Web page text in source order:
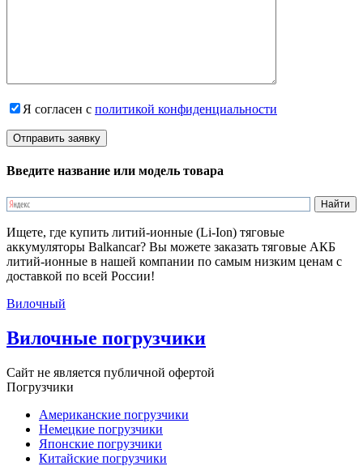
Я согласен с политикой конфиденциальности
Введите название или модель товара
Ищете, где купить литий-ионные (Li-Ion) тяговые
аккумуляторы Balkancar? Вы можете заказать тяговые АКБ
литий-ионные в нашей компании по самым низким ценам с
доставкой по всей России!
Вилочный
Вилочные погрузчики
Сайт не является публичной офертой
Погрузчики
Американские погрузчики
Немецкие погрузчики
Японские погрузчики
Китайские погрузчики